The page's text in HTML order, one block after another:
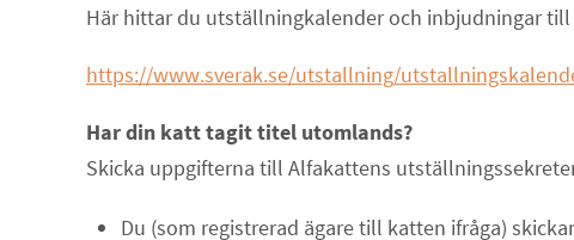
Här hittar du utställningkalender och inbjudningar
https://www.sverak.se/utstallning/
Har din katt tagit titel utomlands?
Skicka uppgifterna till Alfakattens
Du (som registrerad ägare till katten ifråga)